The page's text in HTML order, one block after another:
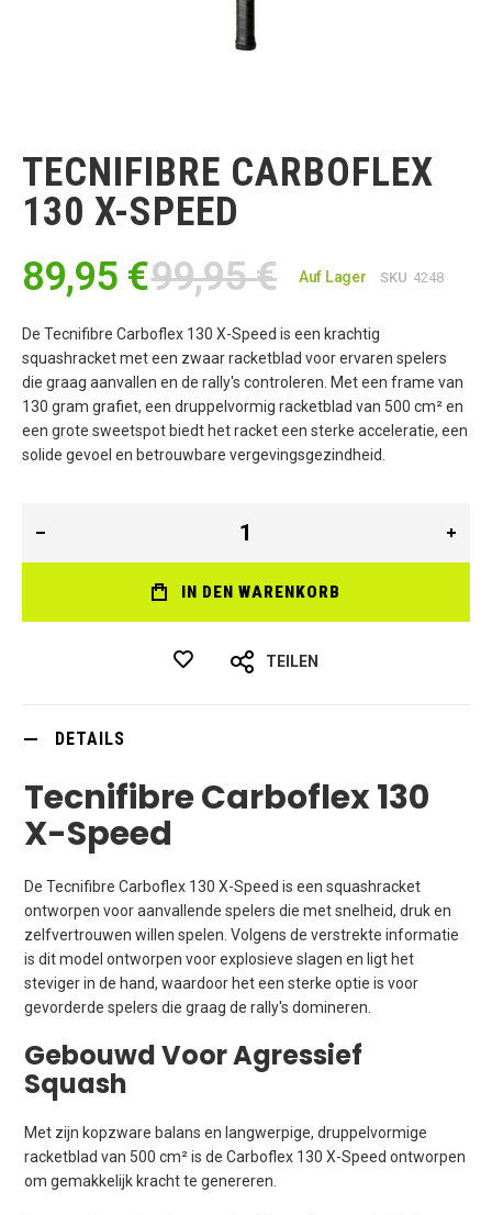
Bildgalerie
springen
TECNIFIBRE CARBOFLEX
130 X-SPEED
89,95 €99,95 € Auf Lager SKU 4248
De Tecnifibre Carboflex 130 X-Speed is een krachtig
squashracket met een zwaar racketblad voor ervaren spelers
die graag aanvallen en de rally's controleren. Met een frame van
130 gram grafiet, een druppelvormig racketblad van 500 cm² en
een grote sweetspot biedt het racket een sterke acceleratie, een
solide gevoel en betrouwbare vergevingsgezindheid.
IN DEN WARENKORB
TEILEN
DETAILS
Tecnifibre Carboflex 130
X-Speed
De Tecnifibre Carboflex 130 X-Speed is een squashracket
ontworpen voor aanvallende spelers die met snelheid, druk en
zelfvertrouwen willen spelen. Volgens de verstrekte informatie
is dit model ontworpen voor explosieve slagen en ligt het
steviger in de hand, waardoor het een sterke optie is voor
gevorderde spelers die graag de rally's domineren.
Gebouwd Voor Agressief
Squash
Met zijn kopzware balans en langwerpige, druppelvormige
racketblad van 500 cm² is de Carboflex 130 X-Speed ontworpen
om gemakkelijk kracht te genereren.